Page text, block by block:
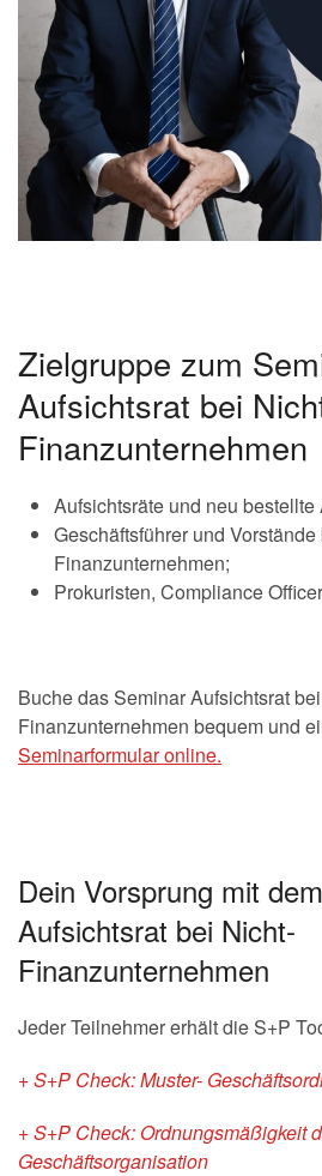
Zielgruppe zum
Aufsichtsrat bei
Finanzunternehmen
Aufsichtsräte und neu bestellte
Geschäftsführer und
Finanzunternehmen;
Prokuristen, Compliance
Buche das Seminar Aufsichtsrat
Finanzunternehmen bequem und
Seminarformular online.
Dein Vorsprung mit
Aufsichtsrat bei Nicht-
Finanzunternehmen
Jeder Teilnehmer erhält die S+P
+ S+P Check: Muster-
+ S+P Check: Ordnungsmäßigkeit
Geschäftsorganisation